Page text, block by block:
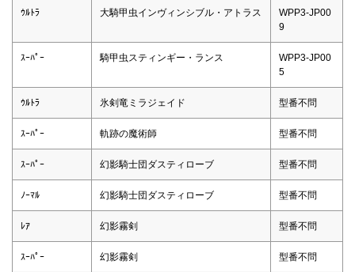
ｳﾙﾄﾗ 大騎甲虫インヴィンシブル・アトラス
WPP3-JP00
9
ｽｰﾊﾟｰ 騎甲虫スティンギー・ランス
WPP3-JP00
5
ｳﾙﾄﾗ 氷剣竜ミラジェイド 型番不問
ｽｰﾊﾟｰ 軌跡の魔術師 型番不問
ｽｰﾊﾟｰ 幻影騎士団ダスティローブ 型番不問
ﾉｰﾏﾙ 幻影騎士団ダスティローブ 型番不問
ﾚｱ 幻影霧剣 型番不問
ｽｰﾊﾟｰ 幻影霧剣 型番不問